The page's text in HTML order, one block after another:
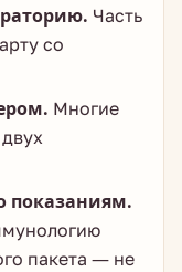
Часть
со
Многие
показаниям.
пакета — не